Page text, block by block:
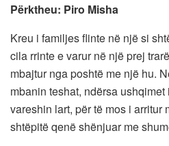
Përktheu: Piro Misha
Kreu i familjes flinte në një si
cila rrinte e varur në një prej
mbajtur nga poshtë me një hu.
mbanin teshat, ndërsa
vareshin lart, për të mos i arritur
shtëpitë qenë shënjuar me